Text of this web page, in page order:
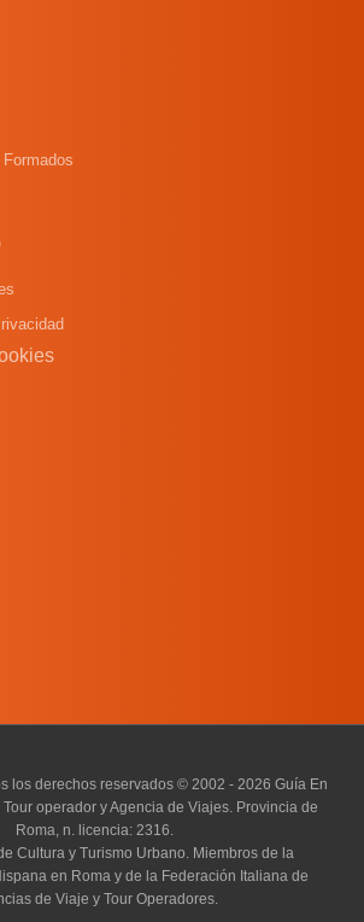
los derechos reservados © 2002 - 2026 Guía En
Tour operador y Agencia de Viajes. Provincia de
Roma, n. licencia: 2316.
Cultura y Turismo Urbano. Miembros de la
en Roma y de la Federación Italiana de
de Viaje y Tour Operadores.